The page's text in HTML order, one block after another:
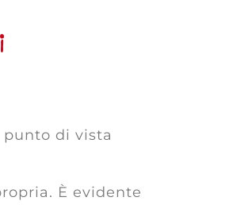
punto di vista
È evidente